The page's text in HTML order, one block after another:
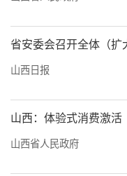
省安委会召开全体（扩
山西日报
山西：体验式消费激
山西省人民政府